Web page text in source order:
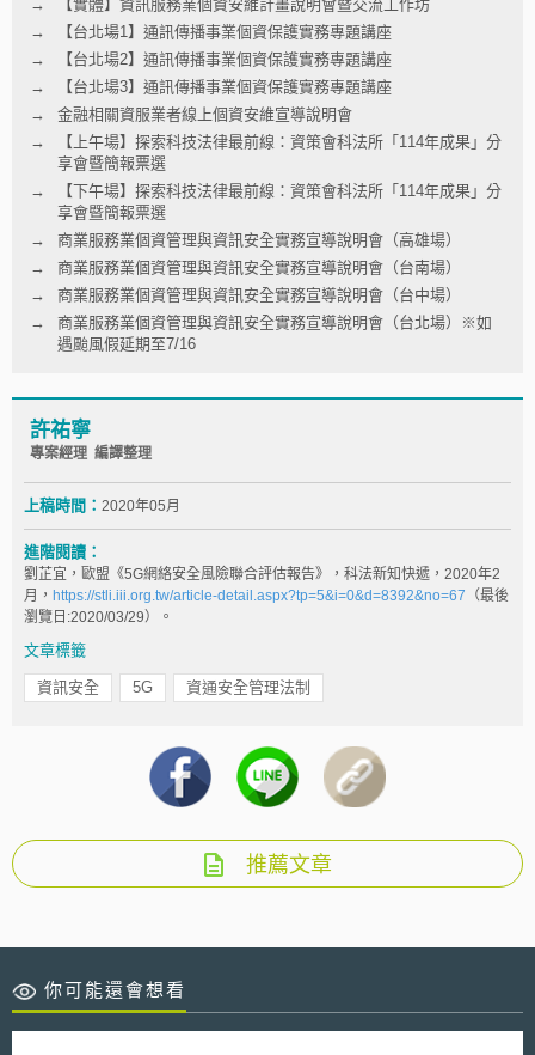
【實體】資訊服務業個資安維計畫說明會暨交流工作坊
【台北場1】通訊傳播事業個資保護實務專題講座
【台北場2】通訊傳播事業個資保護實務專題講座
【台北場3】通訊傳播事業個資保護實務專題講座
金融相關資服業者線上個資安維宣導說明會
【上午場】探索科技法律最前線：資策會科法所「114年成果」分
享會暨簡報票選
【下午場】探索科技法律最前線：資策會科法所「114年成果」分
享會暨簡報票選
商業服務業個資管理與資訊安全實務宣導說明會（高雄場）
商業服務業個資管理與資訊安全實務宣導說明會（台南場）
商業服務業個資管理與資訊安全實務宣導說明會（台中場）
商業服務業個資管理與資訊安全實務宣導說明會（台北場）※如
遇颱風假延期至7/16
許祐寧
專案經理 編譯整理
上稿時間： 2020年05月
進階閱讀：
劉芷宜，歐盟《5G網絡安全風險聯合評估報告》，科法新知快遞，2020年2
月， https://stli.iii.org.tw/article-detail.aspx?tp=5&i=0&d=8392&no=67 （最後
瀏覽日:2020/03/29）。
文章標籤
資訊安全 5G 資通安全管理法制
推薦文章
你可能還會想看